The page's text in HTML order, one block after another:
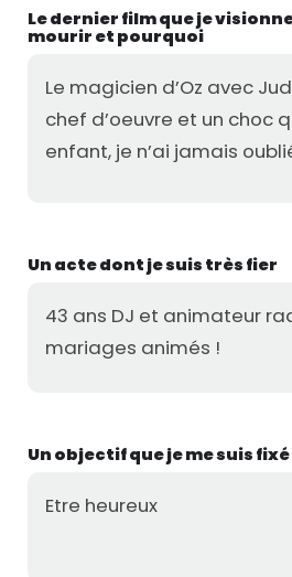
Le dernier film que je
mourir et pourquoi
Le magicien d’Oz avec
chef d’oeuvre et un choc
enfant, je n’ai jamais
Un acte dont je suis très fier
43 ans DJ et animateur
mariages animés !
Un objectif que je me suis
Etre heureux